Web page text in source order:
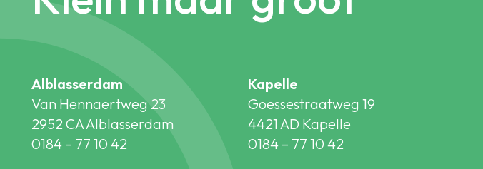
Alblasserdam
Van Hennaertweg 23
2952 CA Alblasserdam
0184 – 77 10 42
Kapelle
Goessestraatweg 19
4421 AD Kapelle
0184 – 77 10 42